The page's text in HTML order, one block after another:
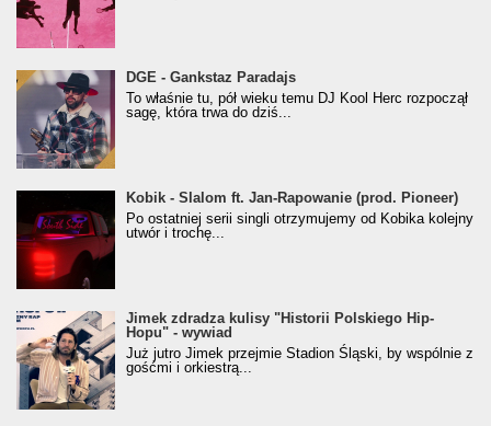
donGURALesko z nagrodą za
Klasyczny/Trueschoolowy Album Roku
(Popkillery 2023)
DGE - Gankstaz Paradajs
To właśnie tu, pół wieku temu DJ Kool Herc rozpoczął
sagę, która trwa do dziś...
Kobik - Slalom ft. Jan-Rapowanie (prod. Pioneer)
[Official Music Visualiser]
Kobik - Slalom ft. Jan-Rapowanie (prod. Pioneer)
Po ostatniej serii singli otrzymujemy od Kobika kolejny
utwór i trochę...
Jimek zdradza kulisy "Historii Polskiego Hip-
Hopu" - wywiad
Jimek zdradza kulisy "Historii Polskiego Hip-
Hopu" - wywiad
Już jutro Jimek przejmie Stadion Śląski, by wspólnie z
gośćmi i orkiestrą...